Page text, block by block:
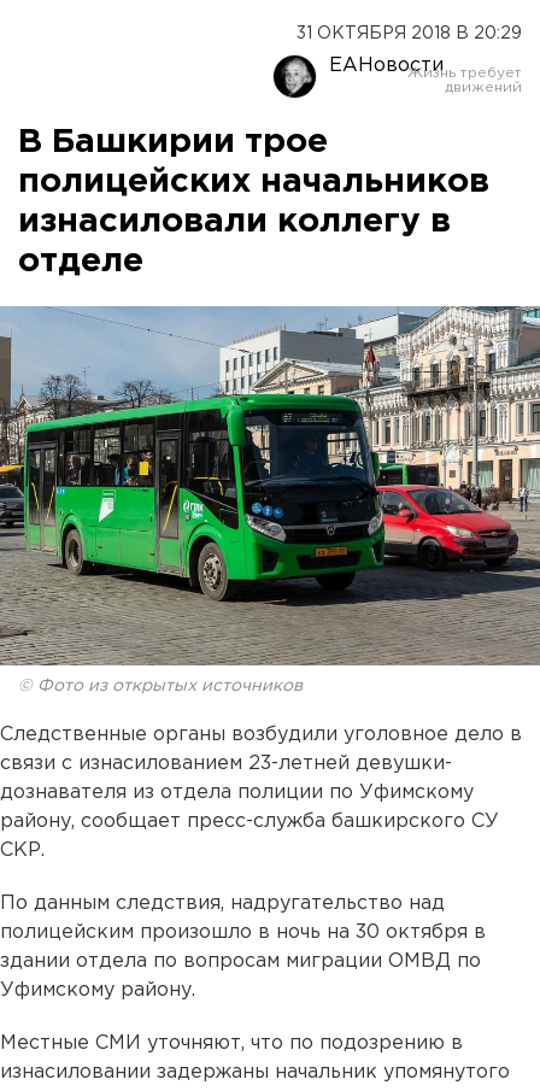
31 ОКТЯБРЯ 2018 В 20:29
ЕАНовости
В Башкирии трое
полицейских начальников
изнасиловали коллегу в
отделе
© Фото из открытых источников
Следственные органы возбудили уголовное дело в
связи с изнасилованием 23-летней девушки-
дознавателя из отдела полиции по Уфимскому
району, сообщает пресс-служба башкирского СУ
СКР.
По данным следствия, надругательство над
полицейским произошло в ночь на 30 октября в
здании отдела по вопросам миграции ОМВД по
Уфимскому району.
Местные СМИ уточняют, что по подозрению в
изнасиловании задержаны начальник упомянутого